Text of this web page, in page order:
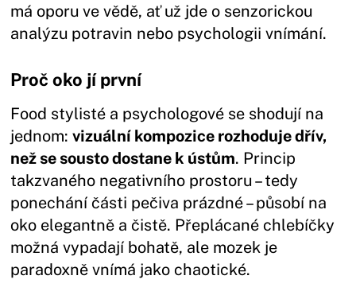
má oporu ve vědě, ať už jde o senzorickou
analýzu potravin nebo psychologii vnímání.
Proč oko jí první
Food stylisté a psychologové se shodují na
jednom:vizuální kompozice rozhoduje dřív,
než se sousto dostane k ústům. Princip
takzvaného negativního prostoru – tedy
ponechání části pečiva prázdné – působí na
oko elegantně a čistě. Přeplácané chlebíčky
možná vypadají bohatě, ale mozek je
paradoxně vnímá jako chaotické.